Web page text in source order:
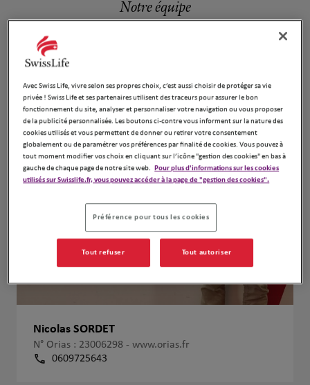
Notre équipe
Nicolas SORDET
N° Orias : 23006298 - www.orias.fr
0609725643
Avec Swiss Life, vivre selon ses propres choix, c’est aussi choisir de protéger sa vie
privée ! Swiss Life et ses partenaires utilisent des traceurs pour assurer le bon
fonctionnement du site, analyser et personnaliser votre navigation ou vous proposer
de la publicité personnalisée. Les boutons ci-contre vous informent sur la nature des
cookies utilisés et vous permettent de donner ou retirer votre consentement
globalement ou de paramétrer vos préférences par finalité de cookies. Vous pouvez à
tout moment modifier vos choix en cliquant sur l’icône "gestion des cookies" en bas à
gauche de chaque page de notre site web. Pour plus d'informations sur les cookies
utilisés sur Swisslife.fr, vous pouvez accéder à la page de "gestion des cookies".
Préférence pour tous les cookies
Tout refuser Tout autoriser